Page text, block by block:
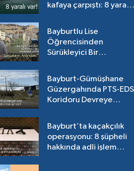
kafaya çarpıştı: 8 yaralı
Bayburtlu Lise
Öğrencisinden
Sürükleyici Bir
Bayburt-Gümüşhane
Güzergahında PTS-EDS
Koridoru Devreye
Bayburt’ta kaçakçılık
operasyonu: 8 şüpheli
hakkında adli işlem